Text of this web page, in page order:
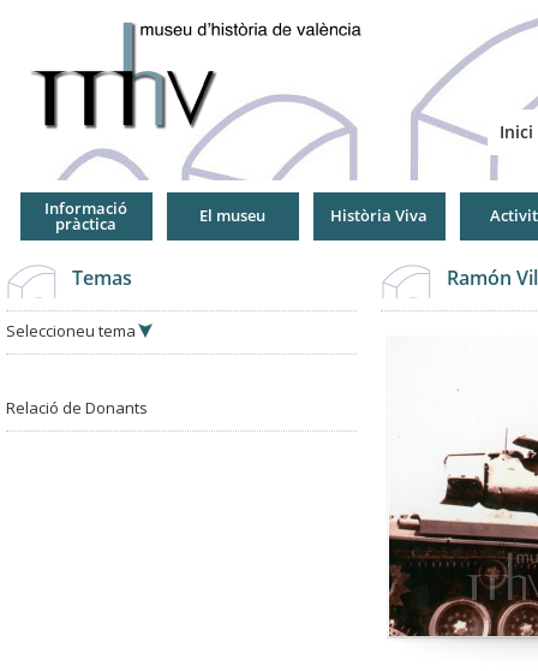
Inici
Informació
pràctica El museu Història Viva
Temas
Seleccioneu tema
Relació de Donants
Ramón